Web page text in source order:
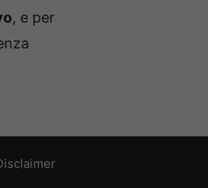
, e per